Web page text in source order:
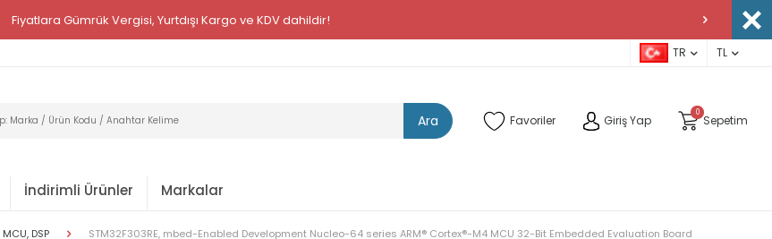
Fiyatlara Gümrük Vergisi, Yurtdışı Kargo ve KDV dahildir!
TR TL
Ara Favoriler Giriş Yap
0
Sepetim
İndirimli Ürünler Markalar
DSP STM32F303RE, mbed-Enabled Development Nucleo-64 series ARM® Cortex®-M4 MCU 32-Bit Embedded Evaluation Board